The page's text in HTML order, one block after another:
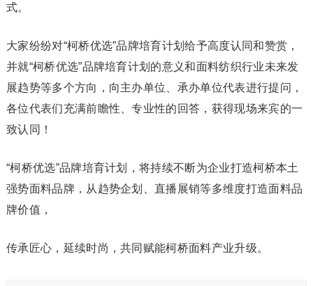
式。
大家纷纷对“柯桥优选”品牌培育计划给予高度认同和赞赏，
并就“柯桥优选”品牌培育计划的意义和面料纺织行业未来发
展趋势等多个方向，向主办单位、承办单位代表进行提问，
各位代表们充满前瞻性、专业性的回答，获得现场来宾的一
致认同！
“柯桥优选”品牌培育计划，将持续不断为企业打造柯桥本土
强势面料品牌，从趋势企划、直播展销等多维度打造面料品
牌价值，
传承匠心，延续时尚，共同赋能柯桥面料产业升级。